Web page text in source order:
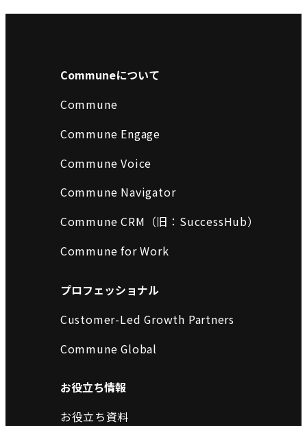
Communeについて
Commune
Commune Engage
Commune Voice
Commune Navigator
Commune CRM（旧：SuccessHub）
Commune for Work
プロフェッショナル
Customer-Led Growth Partners
Commune Global
お役立ち情報
お役立ち資料